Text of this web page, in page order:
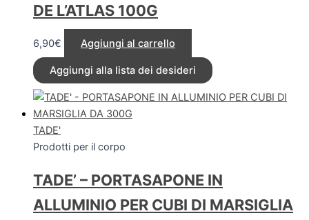
DE L’ATLAS 100G
6,90€ Aggiungi al carrello
Aggiungi alla lista dei desideri
TADE'
Prodotti per il corpo
TADE’ – PORTASAPONE IN
ALLUMINIO PER CUBI DI MARSIGLIA